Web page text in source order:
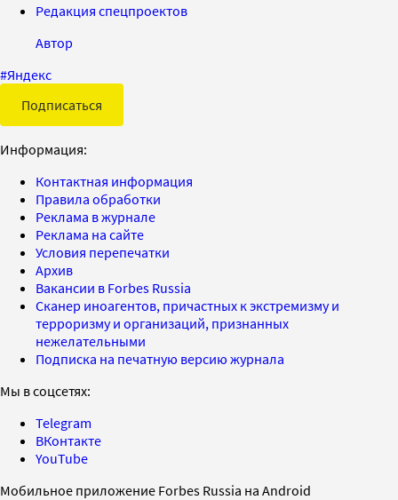
Редакция спецпроектов
Автор
#Яндекс
Подписаться
Информация:
Контактная информация
Правила обработки
Реклама в журнале
Реклама на сайте
Условия перепечатки
Архив
Вакансии в Forbes Russia
Сканер иноагентов, причастных к экстремизму и
терроризму и организаций, признанных
нежелательными
Подписка на печатную версию журнала
Мы в соцсетях:
Telegram
ВКонтакте
YouTube
Мобильное приложение Forbes Russia на Android